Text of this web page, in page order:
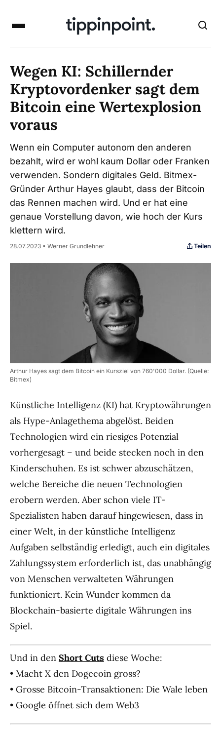
Wegen KI: Schillernder
Kryptovordenker sagt dem
Bitcoin eine Wertexplosion
voraus
Wenn ein Computer autonom den anderen
bezahlt, wird er wohl kaum Dollar oder Franken
verwenden. Sondern digitales Geld. Bitmex-
Gründer Arthur Hayes glaubt, dass der Bitcoin
das Rennen machen wird. Und er hat eine
genaue Vorstellung davon, wie hoch der Kurs
klettern wird.
28.07.2023 • Werner Grundlehner Teilen
Arthur Hayes sagt dem Bitcoin ein Kursziel von 760'000 Dollar. (Quelle:
Bitmex)
Künstliche Intelligenz (KI) hat Kryptowährungen
als Hype-Anlagethema abgelöst. Beiden
Technologien wird ein riesiges Potenzial
vorhergesagt – und beide stecken noch in den
Kinderschuhen. Es ist schwer abzuschätzen,
welche Bereiche die neuen Technologien
erobern werden. Aber schon viele IT-
Spezialisten haben darauf hingewiesen, dass in
einer Welt, in der künstliche Intelligenz
Aufgaben selbständig erledigt, auch ein digitales
Zahlungssystem erforderlich ist, das unabhängig
von Menschen verwalteten Währungen
funktioniert. Kein Wunder kommen da
Blockchain-basierte digitale Währungen ins
Spiel.
Und in den Short Cuts diese Woche:
• Macht X den Dogecoin gross?
• Grosse Bitcoin-Transaktionen: Die Wale leben
• Google öffnet sich dem Web3